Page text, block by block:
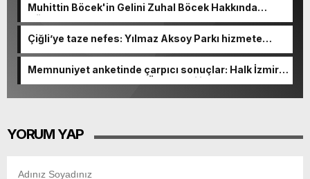
Muhittin Böcek'in Gelini Zuhal Böcek Hakkında
Gözaltı Kararı!
Çiğli’ye taze nefes: Yılmaz Aksoy Parkı hizmete
Memnuniyet anketinde çarpıcı sonuçlar: Halk İzmirli
başkanlardan memnun, Ömer Eşki ilk sırada
YORUM YAP